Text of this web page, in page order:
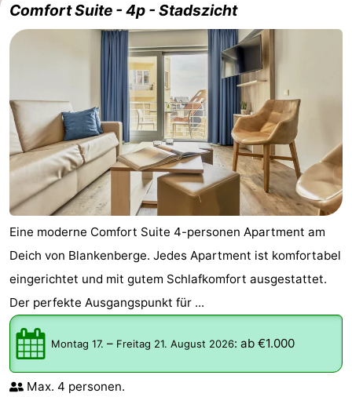
Comfort Suite - 4p - Stadszicht
Eine moderne Comfort Suite 4-personen Apartment am
Deich von Blankenberge. Jedes Apartment ist komfortabel
eingerichtet und mit gutem Schlafkomfort ausgestattet.
Der perfekte Ausgangspunkt für ...
Montag 17. – Freitag 21. August 2026: ab €1.000
Max. 4 personen.